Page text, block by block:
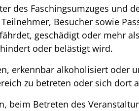
des Faschingsumzuges und
Besucher sowie
geschädigt oder mehr
oder belästigt wird.
erkennbar alkoholisiert oder
zu betreten oder sich dort
beim Betreten des